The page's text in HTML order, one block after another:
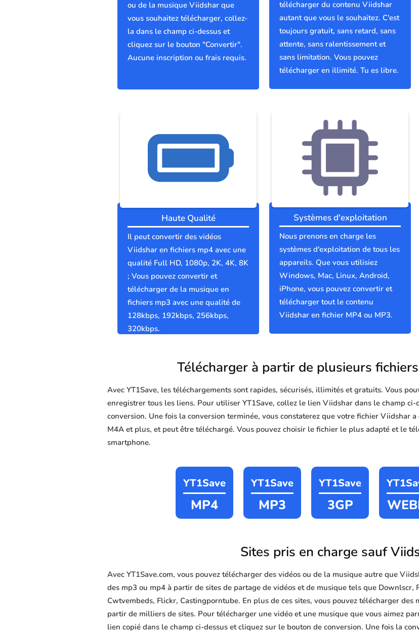
ou de la musique Viidshar que
vous souhaitez télécharger, collez-
la dans le champ ci-dessus et
cliquez sur le bouton "Convertir".
Aucune inscription ou frais requis.
télécharger du contenu Viidshar
autant que vous le souhaitez. C'est
toujours gratuit, sans retard, sans
attente, sans ralentissement et
sans limitation. Vous pouvez
télécharger en illimité. Tu es libre.
Haute Qualité
Il peut convertir des vidéos
Viidshar en fichiers mp4 avec une
qualité Full HD, 1080p, 2K, 4K, 8K
; Vous pouvez convertir et
télécharger de la musique en
fichiers mp3 avec une qualité de
128kbps, 192kbps, 256kbps,
320kbps.
Systèmes d'exploitation
Nous prenons en charge les
systèmes d'exploitation de tous les
appareils. Que vous utilisiez
Windows, Mac, Linux, Android,
iPhone, vous pouvez convertir et
télécharger tout le contenu
Viidshar en fichier MP4 ou MP3.
Télécharger à partir de plusieurs
Avec YT1Save, les téléchargements sont rapides, sécurisés, illimités et gratuits. Vous
enregistrer tous les liens. Pour utiliser YT1Save, collez le lien Viidshar dans le champ
conversion. Une fois la conversion terminée, vous constaterez que votre fichier Viidshar
M4A et plus, et peut être téléchargé. Vous pouvez choisir le fichier le plus adapté et le
smartphone.
YT1Save
MP4
YT1Save
MP3
YT1Save
3GP
Sites pris en charge sauf
Avec YT1Save.com, vous pouvez télécharger des vidéos ou de la musique autre que
des mp3 ou mp4 à partir de sites de partage de vidéos et de musique tels que
Cwtvembeds, Flickr, Castingporntube. En plus de ces sites, vous pouvez télécharger
partir de milliers de sites. Pour télécharger une vidéo et une musique que vous aimez
lien copié dans le champ ci-dessus et cliquez sur le bouton de conversion. Une fois la